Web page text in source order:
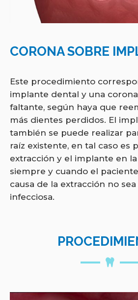
CORONA SOBRE
Este procedimiento
implante dental y una
faltante, según haya que
más dientes perdidos. El
también se puede realizar
raíz existente, en tal caso es
extracción y el implante en
siempre y cuando el
causa de la extracción no
infecciosa.